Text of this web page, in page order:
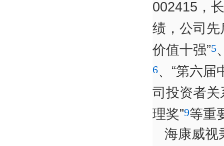
002415，
绩，公司先
价值十强”5
6、“第六届
司投资者关
理奖”9等重
海康威视